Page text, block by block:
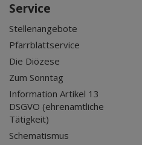
Service
Stellenangebote
Pfarrblattservice
Die Diözese
Zum Sonntag
Information Artikel 13
DSGVO (ehrenamtliche
Tätigkeit)
Schematismus